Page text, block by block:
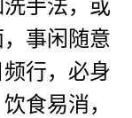
手法，或
事闲随意
行，必身
食易消，